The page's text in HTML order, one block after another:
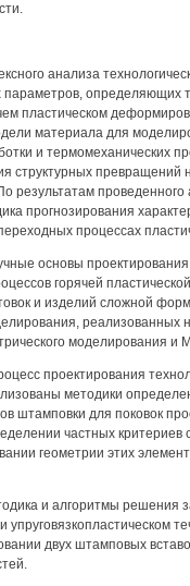
анализа
определяющих
пластическом
материала для
и термомеханических
структурных
результатам проведенного
прогнозирования
процессах
основы
горячей
и изделий сложной
реализованных
моделирования и
проектирования
методики
штамповки для поковок
частных критериев
геометрии этих
и алгоритмы решения
упруговязкопластическом
двух штамповых